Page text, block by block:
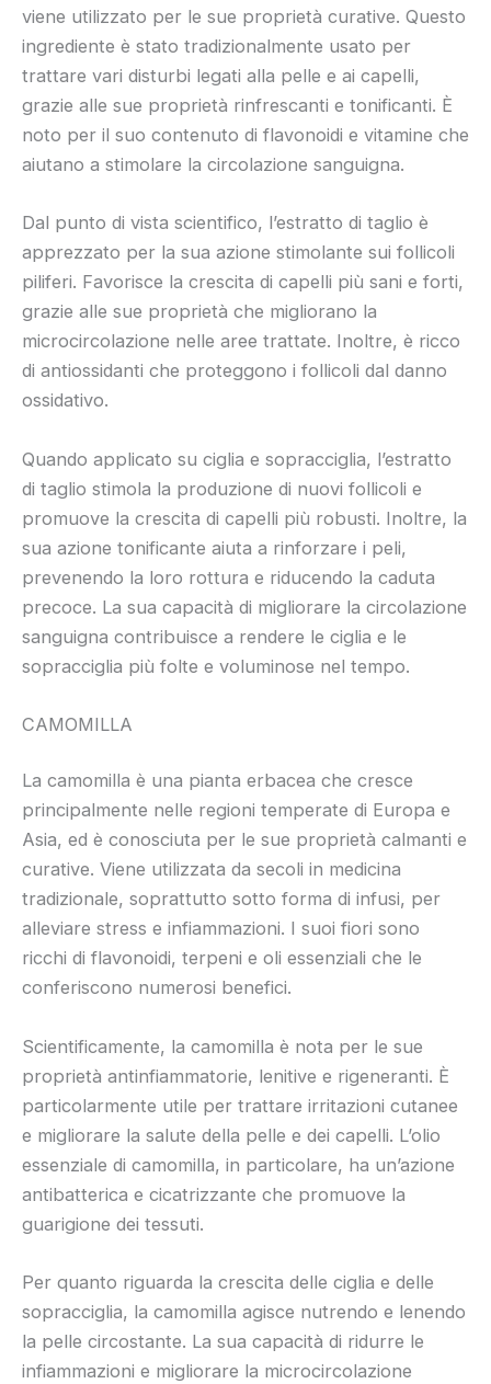
viene utilizzato per le sue proprietà curative. Questo
ingrediente è stato tradizionalmente usato per
trattare vari disturbi legati alla pelle e ai capelli,
grazie alle sue proprietà rinfrescanti e tonificanti. È
noto per il suo contenuto di flavonoidi e vitamine che
aiutano a stimolare la circolazione sanguigna.
Dal punto di vista scientifico, l’estratto di taglio è
apprezzato per la sua azione stimolante sui follicoli
piliferi. Favorisce la crescita di capelli più sani e forti,
grazie alle sue proprietà che migliorano la
microcircolazione nelle aree trattate. Inoltre, è ricco
di antiossidanti che proteggono i follicoli dal danno
ossidativo.
Quando applicato su ciglia e sopracciglia, l’estratto
di taglio stimola la produzione di nuovi follicoli e
promuove la crescita di capelli più robusti. Inoltre, la
sua azione tonificante aiuta a rinforzare i peli,
prevenendo la loro rottura e riducendo la caduta
precoce. La sua capacità di migliorare la circolazione
sanguigna contribuisce a rendere le ciglia e le
sopracciglia più folte e voluminose nel tempo.
CAMOMILLA
La camomilla è una pianta erbacea che cresce
principalmente nelle regioni temperate di Europa e
Asia, ed è conosciuta per le sue proprietà calmanti e
curative. Viene utilizzata da secoli in medicina
tradizionale, soprattutto sotto forma di infusi, per
alleviare stress e infiammazioni. I suoi fiori sono
ricchi di flavonoidi, terpeni e oli essenziali che le
conferiscono numerosi benefici.
Scientificamente, la camomilla è nota per le sue
proprietà antinfiammatorie, lenitive e rigeneranti. È
particolarmente utile per trattare irritazioni cutanee
e migliorare la salute della pelle e dei capelli. L’olio
essenziale di camomilla, in particolare, ha un’azione
antibatterica e cicatrizzante che promuove la
guarigione dei tessuti.
Per quanto riguarda la crescita delle ciglia e delle
sopracciglia, la camomilla agisce nutrendo e lenendo
la pelle circostante. La sua capacità di ridurre le
infiammazioni e migliorare la microcircolazione